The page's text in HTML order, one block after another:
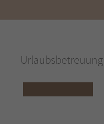
Urlaubsbetreuung